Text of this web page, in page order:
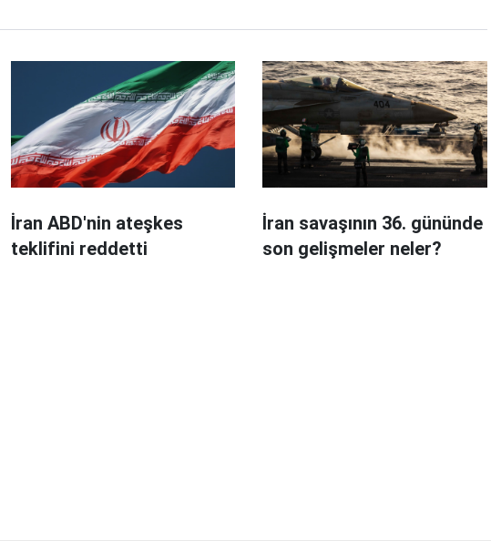
İran ABD'nin ateşkes
teklifini reddetti
İran savaşının 36. gününde
son gelişmeler neler?